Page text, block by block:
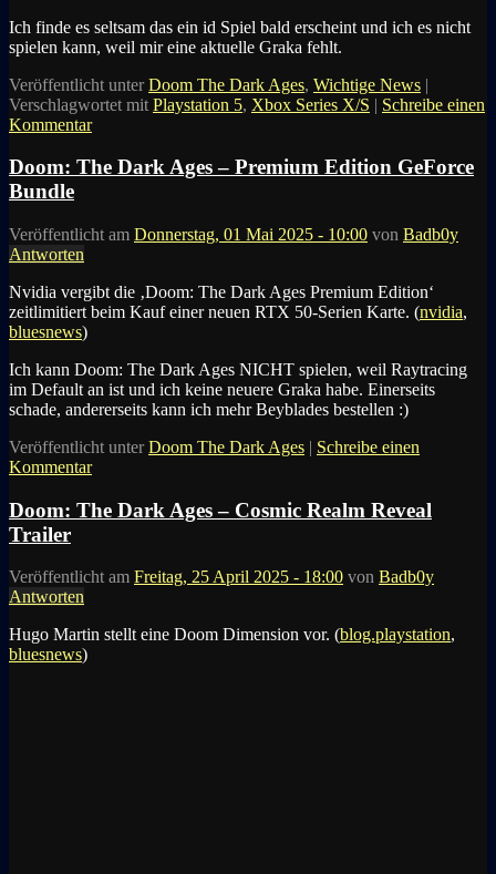
Ich finde es seltsam das ein id Spiel bald erscheint und ich es nicht
spielen kann, weil mir eine aktuelle Graka fehlt.
Veröffentlicht unter Doom The Dark Ages, Wichtige News |
Verschlagwortet mit Playstation 5, Xbox Series X/S | Schreibe einen
Kommentar
Doom: The Dark Ages – Premium Edition GeForce
Bundle
Veröffentlicht am Donnerstag, 01 Mai 2025 - 10:00 von Badb0y
Antworten
Nvidia vergibt die ‚Doom: The Dark Ages Premium Edition‘
zeitlimitiert beim Kauf einer neuen RTX 50-Serien Karte. (nvidia,
bluesnews)
Ich kann Doom: The Dark Ages NICHT spielen, weil Raytracing
im Default an ist und ich keine neuere Graka habe. Einerseits
schade, andererseits kann ich mehr Beyblades bestellen :)
Veröffentlicht unter Doom The Dark Ages | Schreibe einen
Kommentar
Doom: The Dark Ages – Cosmic Realm Reveal
Trailer
Veröffentlicht am Freitag, 25 April 2025 - 18:00 von Badb0y
Antworten
Hugo Martin stellt eine Doom Dimension vor. (blog.playstation,
bluesnews)